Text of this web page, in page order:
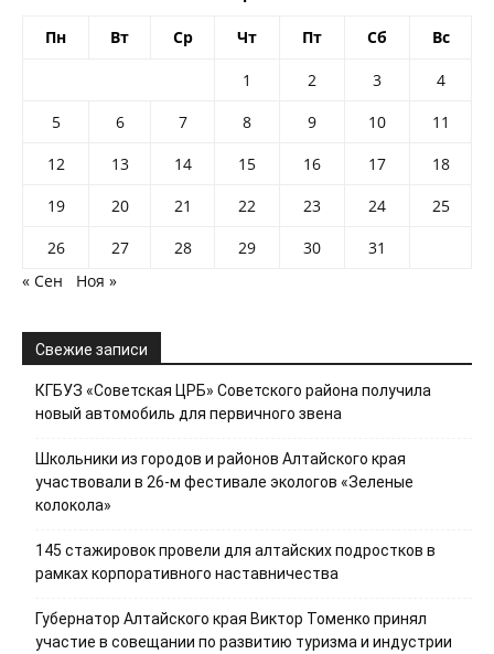
Пн Вт Ср Чт Пт Сб Вс
1 2 3
4
5
6 7 8 9 10
11
12
13 14 15 16 17
18
19
20 21 22 23 24
25
26
27 28 29 30
31
« Сен
Ноя »
Свежие записи
КГБУЗ «Советская ЦРБ» Советского района получила
новый автомобиль для первичного звена
Школьники из городов и районов Алтайского края
участвовали в 26-м фестивале экологов «Зеленые
колокола»
145 стажировок провели для алтайских подростков в
рамках корпоративного наставничества
Губернатор Алтайского края Виктор Томенко принял
участие в совещании по развитию туризма и индустрии